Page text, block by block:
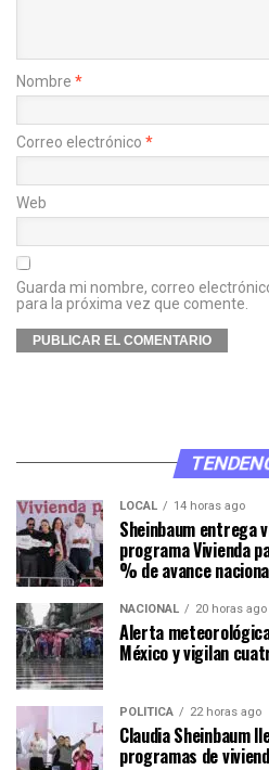
Nombre *
Correo electrónico *
Web
Guarda mi nombre, correo
para la próxima vez que comente.
LOCAL 14 horas ago
Sheinbaum entrega
programa Vivienda
% de avance
NACIONAL 20 horas ago
Alerta
México y vigilan
POLÍTICA 22 horas ago
Claudia Sheinbaum
programas de